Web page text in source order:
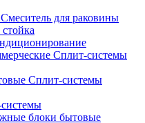
Смеситель для раковины
Сплит-системы
Сплит-системы